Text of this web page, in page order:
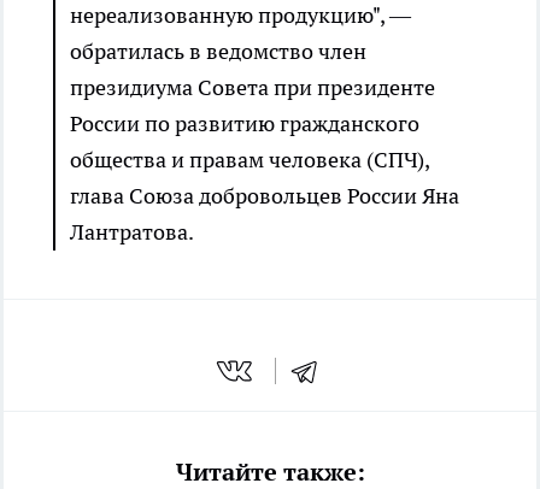
нереализованную продукцию", —
обратилась в ведомство член
президиума Совета при президенте
России по развитию гражданского
общества и правам человека (СПЧ),
глава Союза добровольцев России Яна
Лантратова.
Читайте также: